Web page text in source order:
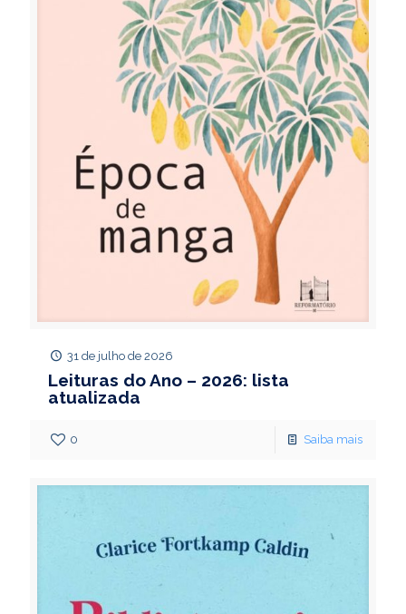
31 de julho de 2026
Leituras do Ano – 2026: lista
atualizada
0 Saiba mais